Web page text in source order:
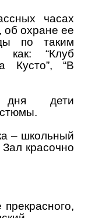
часах
об охране ее
по таким
как: “Клуб
Кусто”, “В
дня дети
– школьный
красочно